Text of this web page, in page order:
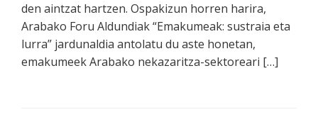
den aintzat hartzen. Ospakizun horren harira,
Arabako Foru Aldundiak “Emakumeak: sustraia eta
lurra” jardunaldia antolatu du aste honetan,
emakumeek Arabako nekazaritza-sektoreari […]